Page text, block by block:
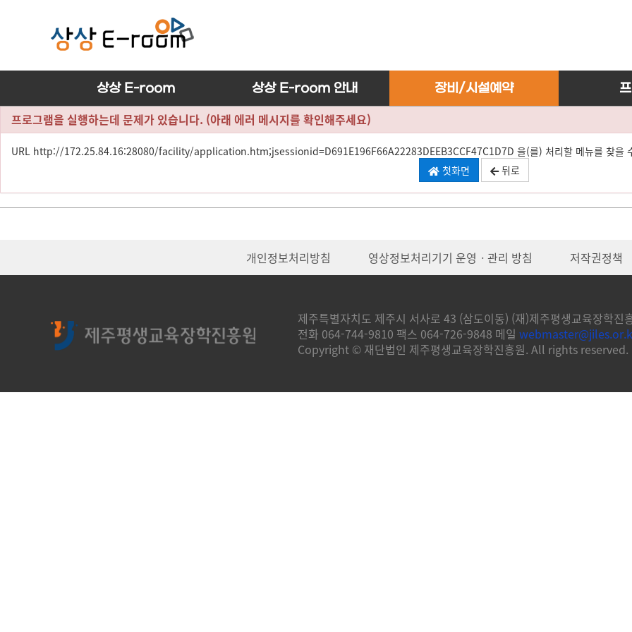
주
상상 E-room 상상 E-room 안내 장비/시설예약
프로그램을 실행하는데 문제가 있습니다. (아래 에러 메시지를 확인해주세요)
URL http://172.25.84.16:28080/facility/application.htm;jsessionid=D691E196F66A22283DEEB3CCF47C1D7D 을(를) 처리할 메뉴를 찾을
첫화면
뒤로
배
개인정보처리방침 영상정보처리기기 운영ㆍ관리 방침 저작권정책
제주특별자치도 제주시 서사로 43 (삼도이동) (재)제주평생교육장학진
전화 064-744-9810 팩스 064-726-9848 메일
Copyright © 재단법인 제주평생교육장학진흥원. All rights reserved.